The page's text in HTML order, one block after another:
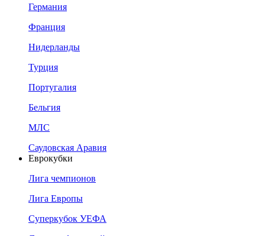
Германия
Франция
Нидерланды
Турция
Португалия
Бельгия
МЛС
Саудовская Аравия
Еврокубки
Лига чемпионов
Лига Европы
Суперкубок УЕФА